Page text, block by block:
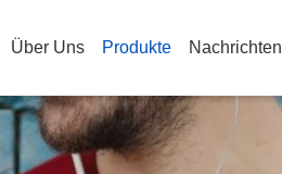
Über Uns Produkte Nachrichten